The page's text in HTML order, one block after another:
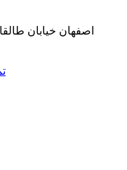
اصفهان خیابان